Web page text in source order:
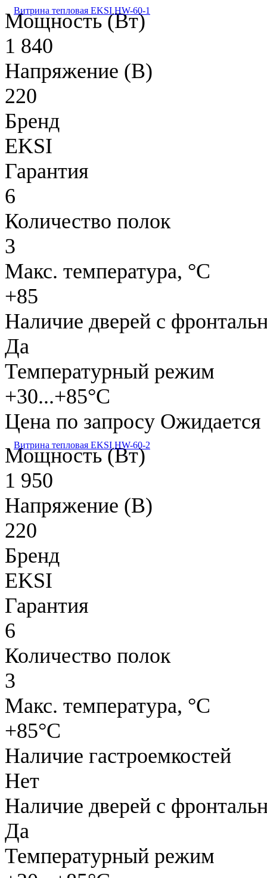
Витрина тепловая EKSI HW-60-1
Мощность (Вт)
1 840
Напряжение (В)
220
Бренд
EKSI
Гарантия
6
Количество полок
3
Макс. температура, °C
+85
Наличие дверей с
Да
Температурный режим
+30...+85°C
Цена по запросу Ожидается
Витрина тепловая EKSI HW-60-2
Мощность (Вт)
1 950
Напряжение (В)
220
Бренд
EKSI
Гарантия
6
Количество полок
3
Макс. температура, °C
+85°C
Наличие гастроемкостей
Нет
Наличие дверей с
Да
Температурный режим